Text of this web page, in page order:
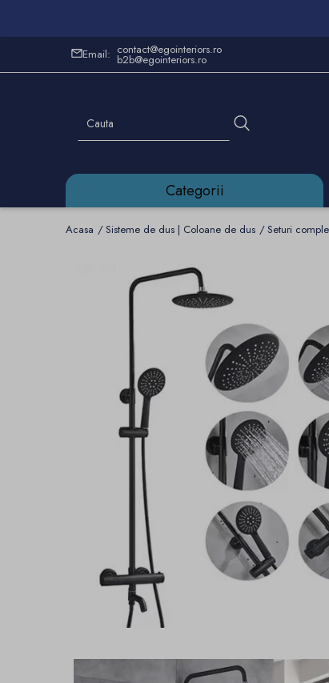
Email: contact@egointeriors.ro
b2b@egointeriors.ro
Categorii
Acasa Sisteme de dus | Coloane de dus Seturi